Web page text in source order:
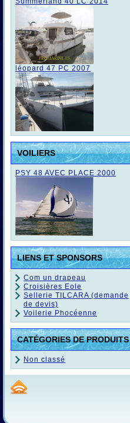
léopard 47 PC 2007
VOILIERS
PSY 48 AVEC PLACE 2000
LIENS ET SPONSORS
Com un drapeau
Croisières Eole
Sellerie TILCARA (demande
de devis)
Voilerie Phocéenne
CATÉGORIES DE PRODUITS
Non classé